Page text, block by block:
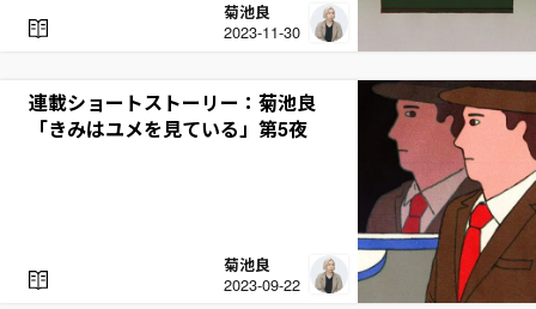
菊池良
2023-11-30
R
E
連載ショートストーリー：菊池良
「きみはユメを見ている」第5夜
菊池良
2023-09-22
R
E